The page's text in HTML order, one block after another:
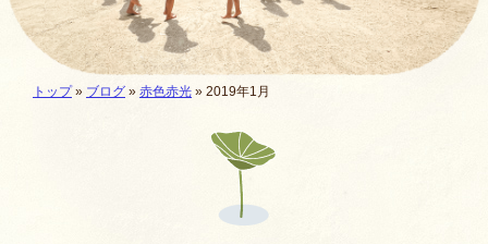
現在地:
トップ» ブログ » 赤色赤光 » 2019年1月